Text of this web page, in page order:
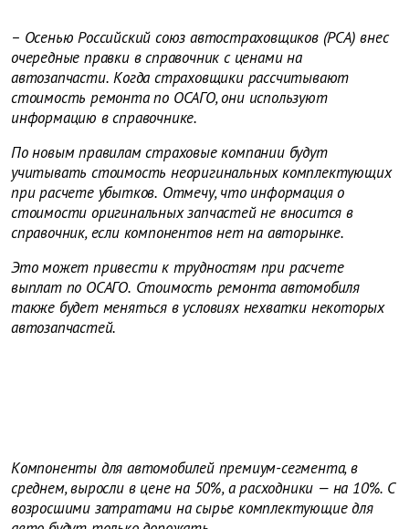
– Осенью Российский союз автостраховщиков (РСА) внес
очередные правки в справочник с ценами на
автозапчасти. Когда страховщики рассчитывают
стоимость ремонта по ОСАГО, они используют
информацию в справочнике.
По новым правилам страховые компании будут
учитывать стоимость неоригинальных комплектующих
при расчете убытков. Отмечу, что информация о
стоимости оригинальных запчастей не вносится в
справочник, если компонентов нет на авторынке.
Это может привести к трудностям при расчете
выплат по ОСАГО. Стоимость ремонта автомобиля
также будет меняться в условиях нехватки некоторых
автозапчастей.
Компоненты для автомобилей премиум-сегмента, в
среднем, выросли в цене на 50%, а расходники — на 10%. С
возросшими затратами на сырье комплектующие для